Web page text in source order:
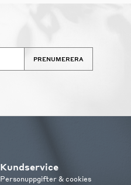
PRENUMERERA
Kundservice
Personuppgifter & cookies